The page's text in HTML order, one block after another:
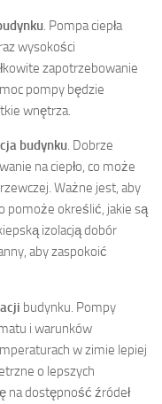
. Pompa ciepła
wysokości
zapotrzebowanie
pompy będzie
wnętrza.
budynku. Dobrze
na ciepło, co może
Ważne jest, aby
pomoże określić, jakie są
izolacją dobór
aby zaspokoić
budynku. Pompy
i warunków
w zimie lepiej
o lepszych
na dostępność źródeł